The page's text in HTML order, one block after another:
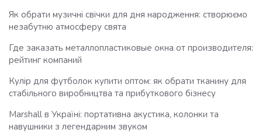
Як обрати музичні свічки для дня народження: створюємо
незабутню атмосферу свята
Где заказать металлопластиковые окна от производителя:
рейтинг компаний
Кулір для футболок купити оптом: як обрати тканину для
стабільного виробництва та прибуткового бізнесу
Marshall в Україні: портативна акустика, колонки та
навушники з легендарним звуком